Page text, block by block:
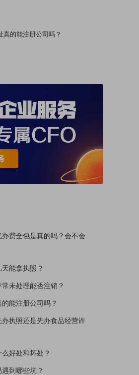
真的能注册公司吗？
费全包是真的吗？会不会
能拿执照？
未处理能否注销？
能注册公司吗？
执照还是先办食品经营许
好处和坏处？
到哪些坑？